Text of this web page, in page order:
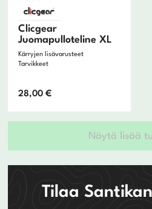
Clicgear
Juomapulloteline XL
Kärryjen lisävarusteet
Tarvikkeet
28,00€
Näytä lisää
Tilaa